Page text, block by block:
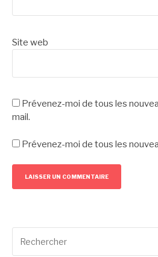
Site web
Prévenez-moi de tous les
mail.
Prévenez-moi de tous les
pour